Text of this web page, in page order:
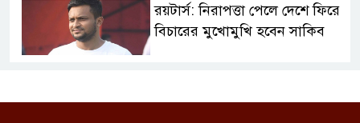
রয়টার্স: নিরাপত্তা পেলে দেশে ফিরে
বিচারের মুখোমুখি হবেন সাকিব
তদন্ত কমিটি, নিহত-আহতদের